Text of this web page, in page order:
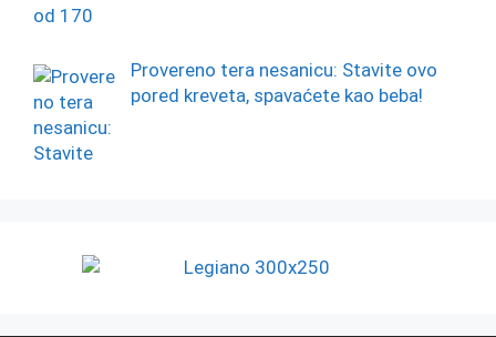
Provereno tera nesanicu: Stavite ovo
pored kreveta, spavaćete kao beba!